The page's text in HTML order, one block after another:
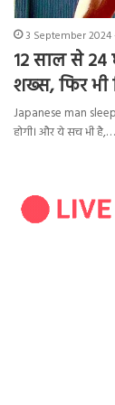
3 September 2024
12 साल से 24
शख्स, फिर भी
Japanese man
होगी। और ये सच भी है,…